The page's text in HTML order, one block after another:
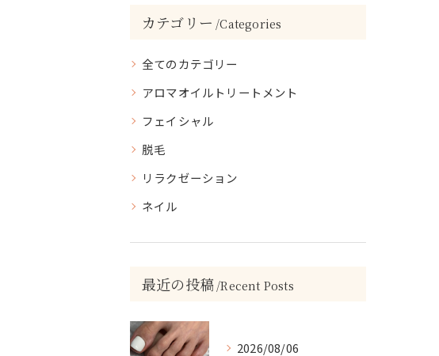
カテゴリー Categories
全てのカテゴリー
アロマオイルトリートメント
フェイシャル
脱毛
リラクゼーション
ネイル
最近の投稿 Recent Posts
2026/08/06